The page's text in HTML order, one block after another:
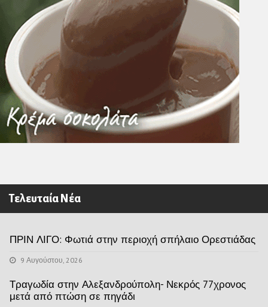
Τελευταία Νέα
ΠΡΙΝ ΛΙΓΟ: Φωτιά στην περιοχή σπήλαιο Ορεστιάδας
9 Αυγούστου, 2026
Τραγωδία στην Αλεξανδρούπολη- Νεκρός 77χρονος
μετά από πτώση σε πηγάδι